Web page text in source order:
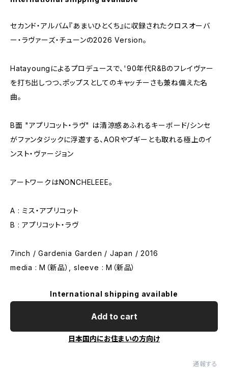
セカンド・アルバム『あまいひとくち』に収録されたクロスオーバ
ー・ラヴァーズ・チューンの2026 Version。
Hatayoungによるプロデュースで、'90年代R&Bのフレイヴァー
を打ち出しつつ、ポップスとしてのキャッチーさも兼ね備えた名
曲。
B面 "アプリコット・ラヴ" は清涼感あふれるキーボード/シンセ
がファンタジックに浮遊する、AORやブギーとも取れる極上のイ
ンスト・ヴァージョン
アートワークはNONCHELEEE。
A : ミス・アプリコット
B : アプリコット・ラヴ
7inch / Gardenia Garden / Japan / 2016
media : M（新品）, sleeve : M（新品）
International shipping available
Add to cart
日本国内にお住まいの方向け
通報する